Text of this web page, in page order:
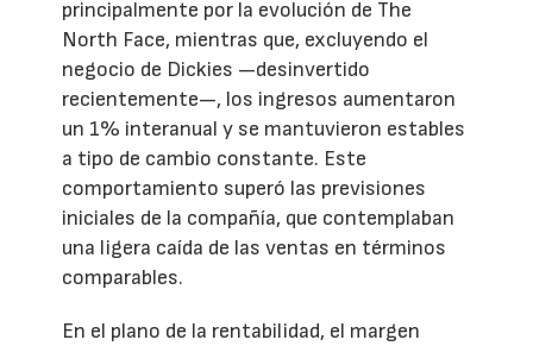
principalmente por la evolución de The
North Face, mientras que, excluyendo el
negocio de Dickies —desinvertido
recientemente—, los ingresos aumentaron
un 1% interanual y se mantuvieron estables
a tipo de cambio constante. Este
comportamiento superó las previsiones
iniciales de la compañía, que contemplaban
una ligera caída de las ventas en términos
comparables.
En el plano de la rentabilidad, el margen